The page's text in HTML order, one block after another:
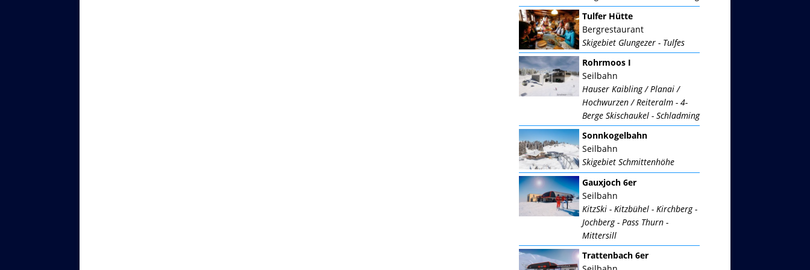
Tulfer Hütte
Bergrestaurant
Skigebiet Glungezer - Tulfes
Rohrmoos I
Seilbahn
Hauser Kaibling / Planai /
Hochwurzen / Reiteralm - 4-
Berge Skischaukel - Schladming
Sonnkogelbahn
Seilbahn
Skigebiet Schmittenhöhe
Gauxjoch 6er
Seilbahn
KitzSki - Kitzbühel - Kirchberg -
Jochberg - Pass Thurn -
Mittersill
Trattenbach 6er